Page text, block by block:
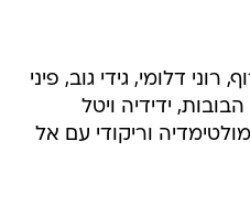
דלומי, גידי גוב, פיני
ידידיה ויטל
וריקודי עם אל